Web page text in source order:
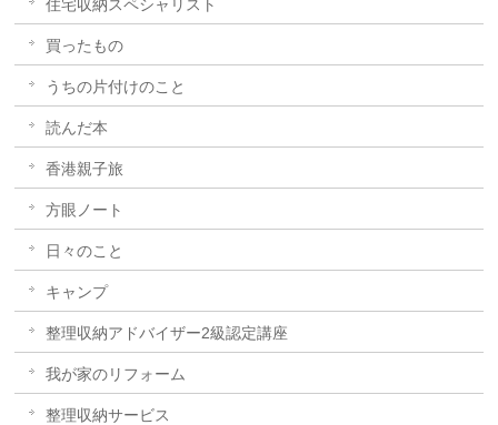
住宅収納スペシャリスト
買ったもの
うちの片付けのこと
読んだ本
香港親子旅
方眼ノート
日々のこと
キャンプ
整理収納アドバイザー2級認定講座
我が家のリフォーム
整理収納サービス